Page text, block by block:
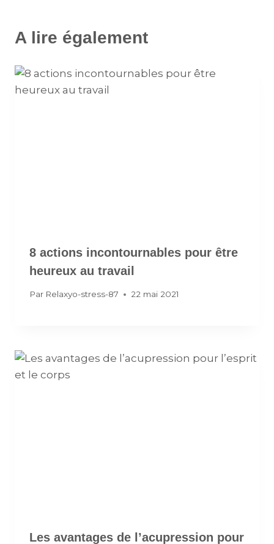
A lire également
8 actions incontournables pour être
heureux au travail
Par Relaxyo-stress-87 22 mai 2021
Les avantages de l’acupression pour